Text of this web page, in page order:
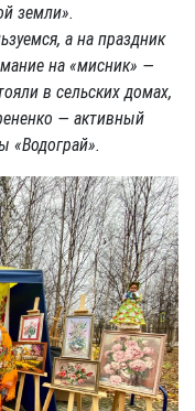
земли».
а на праздник
на «мисник» —
в сельских домах,
— активный
«Водограй».